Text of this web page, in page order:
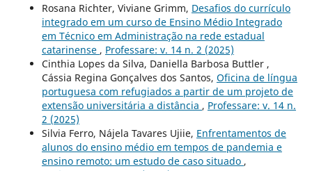
Rosana Richter, Viviane Grimm, Desafios do currículo
integrado em um curso de Ensino Médio Integrado
em Técnico em Administração na rede estadual
catarinense , Professare: v. 14 n. 2 (2025)
Cinthia Lopes da Silva, Daniella Barbosa Buttler ,
Cássia Regina Gonçalves dos Santos, Oficina de língua
portuguesa com refugiados a partir de um projeto de
extensão universitária a distância , Professare: v. 14 n.
2 (2025)
Silvia Ferro, Nájela Tavares Ujiie, Enfrentamentos de
alunos do ensino médio em tempos de pandemia e
ensino remoto: um estudo de caso situado ,